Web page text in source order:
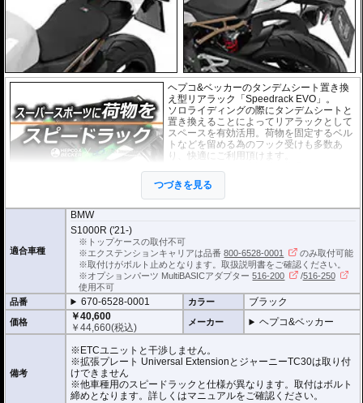
ヘプコ&ベッカーのタンデムシート置き換
え型リアラック「Speedrack EVO」。
ソロライディングの際にタンデムシートと
置き換えることによってリアラックとして
スペースを有効活用。荷物を固定するベル
トなどを留める為のフック受けも多数あ
り、快適にご利用頂けます。
す。但し、モデルによっては異なる場合が
あります。この場合はマニュアルに記載が
ございますので、必ずご確認下さい。
つづきを見る
適合車種
BMW
S1000R ('21-)
※トップケースの取付不可
※エクステンションキャリアは品番800-6528-0001
のみ取付可能
※取付けがボルト止めとなります。取扱説明書をご確認ください。
※オプションパーツ MultiBASICアダプター516-200 /516-250
使用不可
品番
670-6528-0001 カラー ブラック
価格
￥40,600
￥44,660(税込) メーカー ヘプコ&ベッカー
備考
※ETCユニットと干渉しません。
※拡張プレート Universal ExtensionとジャーニーTC30は取り付
けできません
※他車種用のスピードラックと仕様が異なります。取付はボルト
締めとなります。詳しくはマニュアルをご確認ください。